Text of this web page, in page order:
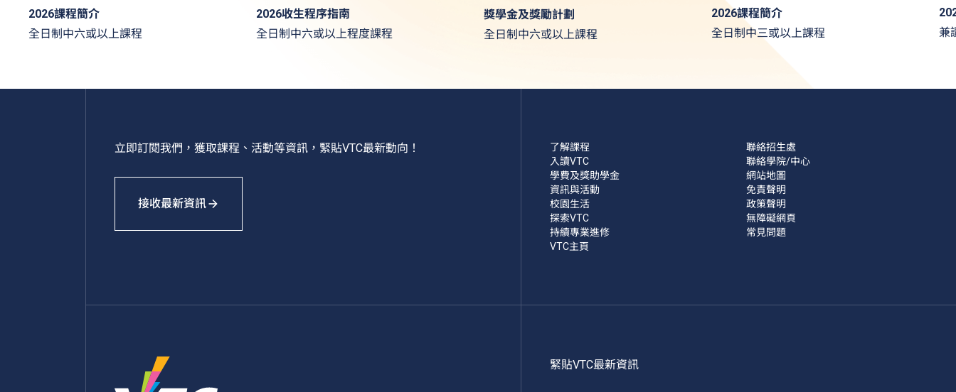
2026課程簡介
全日制中六或以上課程
2026收生程序指南
全日制中六或以上程度課程
獎學金及獎勵計劃
全日制中六或以上課程
2026課程簡介
全日制中三或以上課程
兼
立即訂閱我們，獲取課程、活動等資訊，緊貼VTC最新動向！
接收最新資訊
了解課程
入讀VTC
學費及獎助學金
資訊與活動
校園生活
探索VTC
持續專業進修
VTC主頁
聯絡招生處
聯絡學院/中心
網站地圖
免責聲明
政策聲明
無障礙網頁
常見問題
緊貼VTC最新資訊